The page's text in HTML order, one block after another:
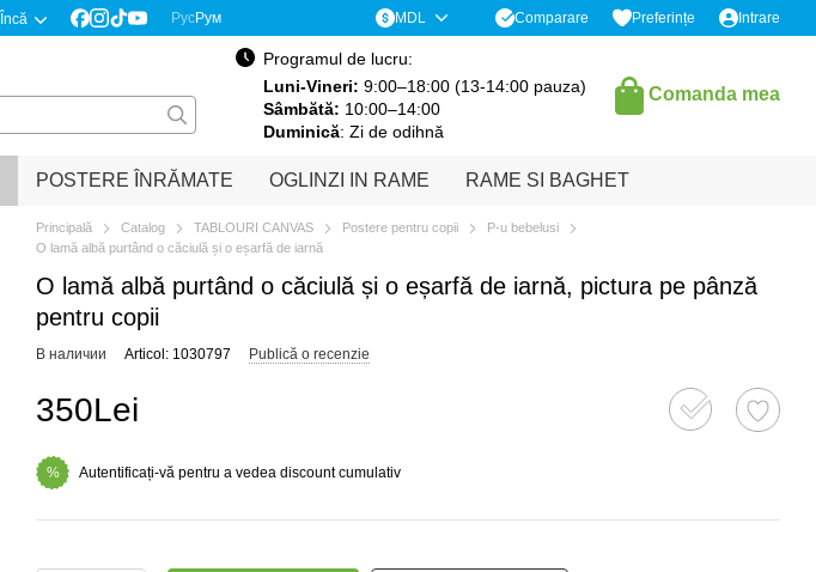
Încă РусРум MDL Comparare Preferințe Intrare
Programul de lucru:
Luni-Vineri: 9:00–18:00 (13-14:00 pauza)
Sâmbătă: 10:00–14:00
Duminică: Zi de odihnă
Comanda mea
POSTERE ÎNRĂMATE OGLINZI IN RAME RAME SI BAGHET
Principală Catalog TABLOURI CANVAS Postere pentru copii
P-u bebelusi
O lamă albă purtând o căciulă și o eșarfă de iarnă
O lamă albă purtând o căciulă și o eșarfă de iarnă, pictura pe pânză
pentru copii
В наличии Articol: 1030797 Publică o recenzie
350Lei
% Autentificați-vă pentru a vedea discount cumulativ